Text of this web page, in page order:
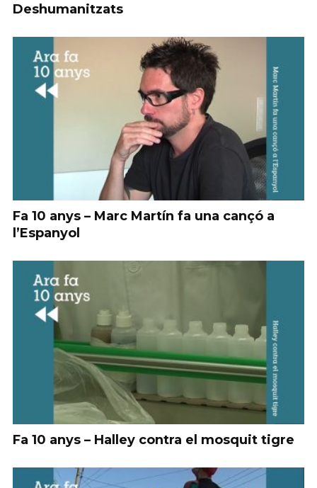
Deshumanitzats
Fa 10 anys – Marc Martín fa una cançó a
l’Espanyol
Fa 10 anys – Halley contra el mosquit tigre